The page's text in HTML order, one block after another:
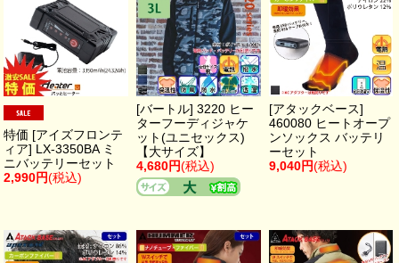
特価 [アイズフロンテ
ィア] LX-3350BA ミ
ニバッテリーセット
2,990円(税込)
[バートル] 3220 ヒー
ターフーディジャケ
ット(ユニセックス)
【大サイズ】
4,680円(税込)
[アタックベース]
460080 ヒートオープ
ンソックス バッテリ
ーセット
9,040円(税込)